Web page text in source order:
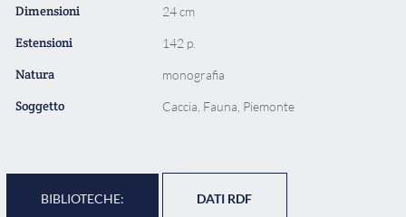
Dimensioni 24 cm
Estensioni 142 p.
Natura monografia
Soggetto Caccia, Fauna, Piemonte
BIBLIOTECHE: DATI RDF